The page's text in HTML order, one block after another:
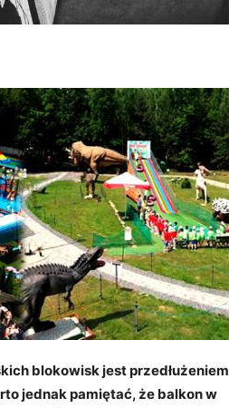
blokowisk jest przedłużeniem
jednak pamiętać, że balkon w